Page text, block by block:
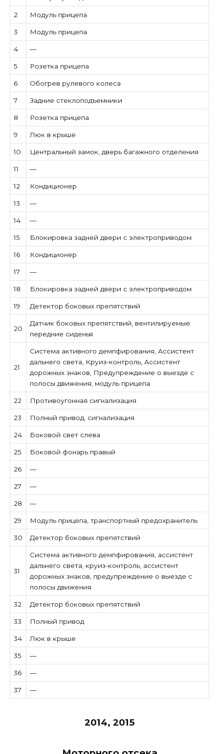
2 Модуль прицепа
3 Модуль прицепа
4 —
5 Розетка прицепа
6 Обогрев рулевого колеса
7 Задние стеклоподъемники
8 Розетка прицепа
9 Люк в крыше
10 Центральный замок, дверь багажного отделения
11 —
12 Кондиционер
13 —
14 —
15 Блокировка задней двери с электроприводом
16 Кондиционер
17 —
18 Блокировка задней двери с электроприводом
19 Детектор боковых препятствий
20
Датчик боковых препятствий, вентилируемые
передние сиденья
21
Система активного демпфирования, Ассистент
дальнего света, Круиз-контроль, Ассистент
дорожных знаков, Предупреждение о выезде с
полосы движения, модуль прицепа
22 Противоугонная сигнализация
23 Полный привод, сигнализация
24 Боковой свет слева
25 Боковой фонарь правый
26 —
27 —
28 —
29 Модуль прицепа, транспортный предохранитель
30 Детектор боковых препятствий
31
Система активного демпфирования, ассистент
дальнего света, круиз-контроль, ассистент
дорожных знаков, предупреждение о выезде с
полосы движения
32 Детектор боковых препятствий
33 Полный привод
34 Люк в крыше
35 —
36 —
37 —
2014, 2015